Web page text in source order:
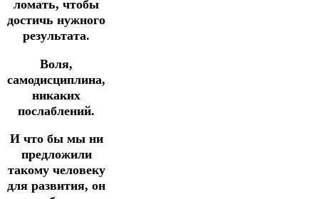
ломать, чтобы
достичь нужного
результата.
Воля,
самодисциплина,
никаких
послаблений.
И что бы мы ни
предложили
такому человеку
для развития, он